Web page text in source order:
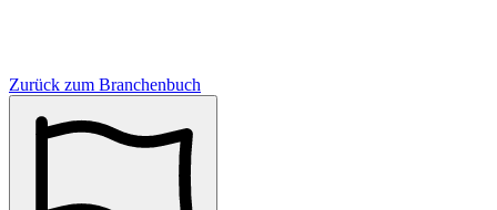
Zurück zum Branchenbuch